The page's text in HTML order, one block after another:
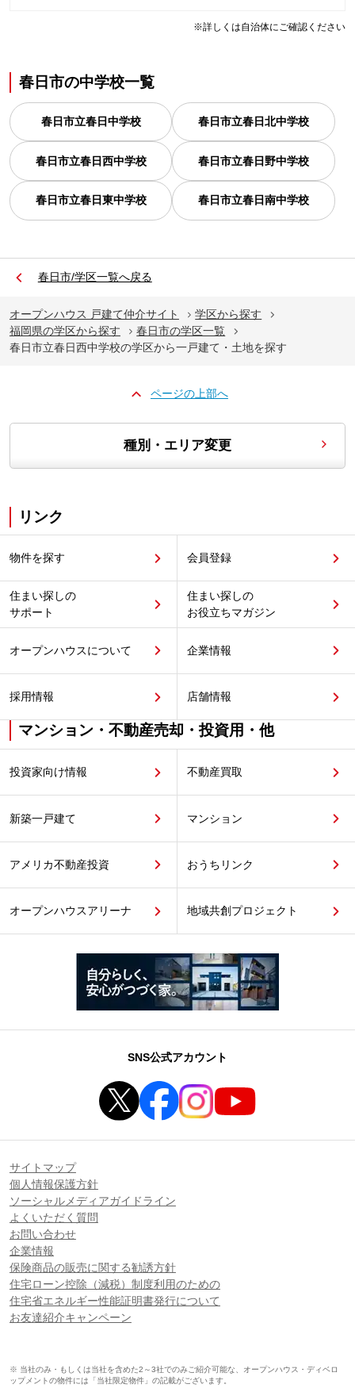
※詳しくは自治体にご確認ください
春日市の中学校一覧
春日市立春日中学校 春日市立春日北中学校
春日市立春日西中学校 春日市立春日野中学校
春日市立春日東中学校 春日市立春日南中学校
春日市/学区一覧へ戻る
オープンハウス 戸建て仲介サイト
学区から探す
福岡県の学区から探す
春日市の学区一覧
春日市立春日西中学校の学区から一戸建て・土地を探す
ページの上部へ
種別・エリア変更
リンク
物件を探す 会員登録
住まい探しの
サポート
住まい探しの
お役立ちマガジン
オープンハウスについて 企業情報
採用情報 店舗情報
マンション・不動産売却・投資用・他
投資家向け情報 不動産買取
新築一戸建て マンション
アメリカ不動産投資 おうちリンク
オープンハウスアリーナ 地域共創プロジェクト
SNS公式アカウント
サイトマップ
個人情報保護方針
ソーシャルメディアガイドライン
よくいただく質問
お問い合わせ
企業情報
保険商品の販売に関する勧誘方針
住宅ローン控除（減税）制度利用のための
住宅省エネルギー性能証明書発行について
お友達紹介キャンペーン
※ 当社のみ・もしくは当社を含めた2～3社でのみご紹介可能な、オープンハウス・ディベロ
ップメントの物件には「当社限定物件」の記載がございます。